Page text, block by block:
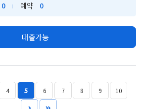
0 예약 0
대출가능
4 5 6 7 8 9 10